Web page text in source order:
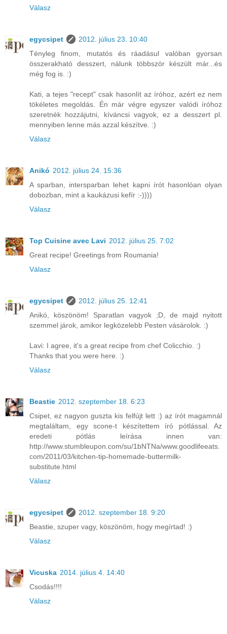
Válasz
egycsipet
2012. július 23. 10:40
Tényleg finom, mutatós és ráadásul valóban gyorsan
összerakható desszert, nálunk többször készült már...és
még fog is. :)
Kati, a tejes "recept" csak hasonlít az íróhoz, azért ez nem
tökéletes megoldás. Én már végre egyszer valódi íróhoz
szeretnék hozzájutni, kíváncsi vagyok, ez a desszert pl.
mennyiben lenne más azzal készítve. :)
Válasz
Anikó 2012. július 24. 15:36
A sparban, intersparban lehet kapni írót hasonlóan olyan
dobozban, mint a kaukázusi kefír :-))))
Válasz
Top Cuisine avec Lavi 2012. július 25. 7:02
Great recipe! Greetings from Roumania!
Válasz
egycsipet
2012. július 25. 12:41
Anikó, köszönöm! Sparatlan vagyok ;D, de majd nyitott
szemmel járok, amikor legközelebb Pesten vásárolok. :)
Lavi: I agree, it's a great recipe from chef Colicchio. :)
Thanks that you were here. :)
Válasz
Beastie 2012. szeptember 18. 6:23
Csipet, ez nagyon guszta kis felfújt lett :) az írót magamnál
megtaláltam, egy scone-t készítettem író pótlással. Az
eredeti pótlás leírása innen van:
http://www.stumbleupon.com/su/1bNTNa/www.goodlifeeats.
com/2011/03/kitchen-tip-homemade-buttermilk-
substitute.html
Válasz
egycsipet
2012. szeptember 18. 9:20
Beastie, szuper vagy, köszönöm, hogy megírtad! :)
Válasz
Vicuska 2014. július 4. 14:40
Csodás!!!!
Válasz